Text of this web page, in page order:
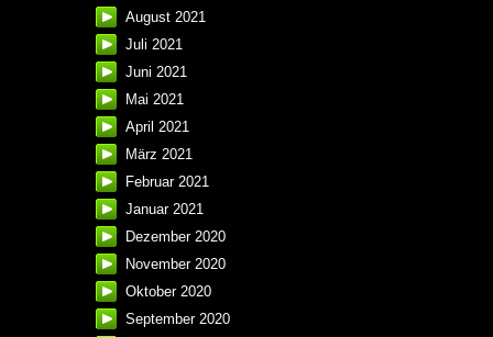
August 2021
Juli 2021
Juni 2021
Mai 2021
April 2021
März 2021
Februar 2021
Januar 2021
Dezember 2020
November 2020
Oktober 2020
September 2020